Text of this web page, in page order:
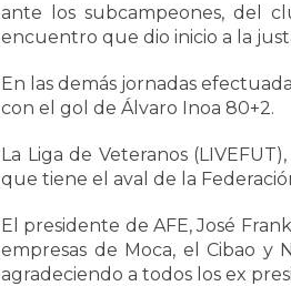
ante los subcampeones, del
encuentro que dio inicio a la
En las demás jornadas
con el gol de Álvaro Inoa 80+2.
La Liga de Veteranos
que tiene el aval de la
El presidente de AFE, José
empresas de Moca, el Cibao y
agradeciendo a todos los ex